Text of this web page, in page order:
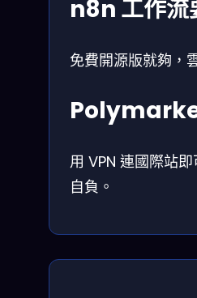
n8n 工作流
免費開源版就夠，
用 VPN 連國際站
自負。